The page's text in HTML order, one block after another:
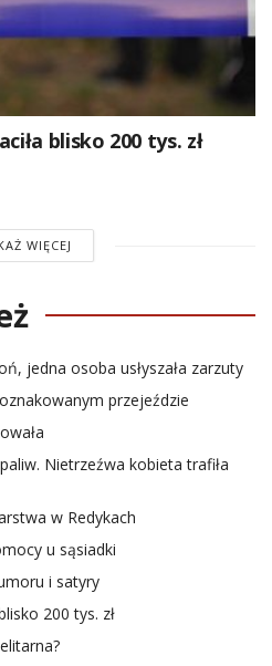
blisko 200 tys. zł
WIĘCEJ
jedna osoba usłyszała zarzuty
przejeździe
Nietrzeźwa kobieta trafiła
w Redykach
u sąsiadki
i satyry
200 tys. zł